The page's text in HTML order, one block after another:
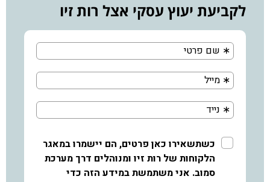
לקביעת יעוץ עסקי אצל רות זיו